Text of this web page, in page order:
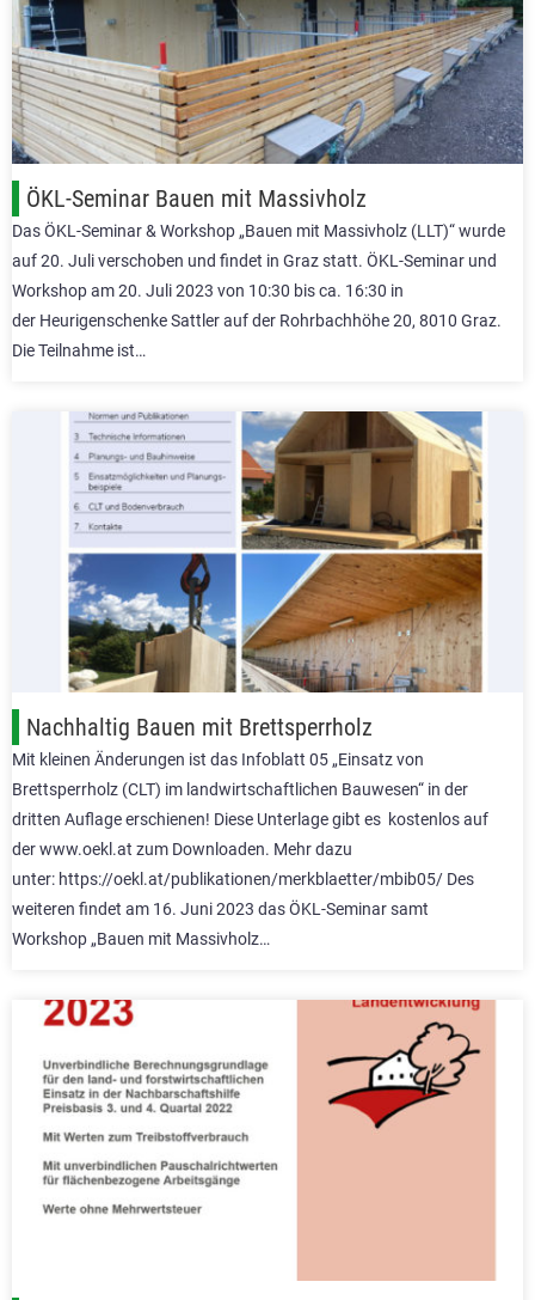
ÖKL-Seminar Bauen mit Massivholz
Das ÖKL-Seminar & Workshop „Bauen mit Massivholz (LLT)“ wurde
auf 20. Juli verschoben und findet in Graz statt. ÖKL-Seminar und
Workshop am 20. Juli 2023 von 10:30 bis ca. 16:30 in
der Heurigenschenke Sattler auf der Rohrbachhöhe 20, 8010 Graz.
Die Teilnahme ist…
Nachhaltig Bauen mit Brettsperrholz
Mit kleinen Änderungen ist das Infoblatt 05 „Einsatz von
Brettsperrholz (CLT) im landwirtschaftlichen Bauwesen“ in der
dritten Auflage erschienen! Diese Unterlage gibt es kostenlos auf
der www.oekl.at zum Downloaden. Mehr dazu
unter: https://oekl.at/publikationen/merkblaetter/mbib05/ Des
weiteren findet am 16. Juni 2023 das ÖKL-Seminar samt
Workshop „Bauen mit Massivholz…